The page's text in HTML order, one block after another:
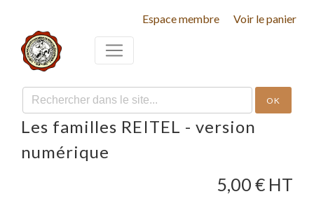
Espace membre Voir le panier
OK
Les familles REITEL - version
numérique
5,00 € HT